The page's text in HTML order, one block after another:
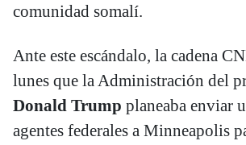
comunidad somalí.
Ante este escándalo, la cadena
lunes que la Administración del
Donald Trump planeaba enviar
agentes federales a Minneapolis